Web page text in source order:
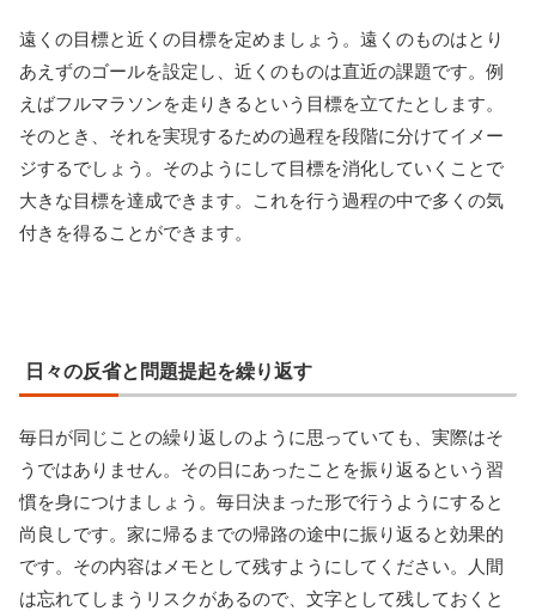
遠くの目標と近くの目標を定めましょう。遠くのものはとり
あえずのゴールを設定し、近くのものは直近の課題です。例
えばフルマラソンを走りきるという目標を立てたとします。
そのとき、それを実現するための過程を段階に分けてイメー
ジするでしょう。そのようにして目標を消化していくことで
大きな目標を達成できます。これを行う過程の中で多くの気
付きを得ることができます。
日々の反省と問題提起を繰り返す
毎日が同じことの繰り返しのように思っていても、実際はそ
うではありません。その日にあったことを振り返るという習
慣を身につけましょう。毎日決まった形で行うようにすると
尚良しです。家に帰るまでの帰路の途中に振り返ると効果的
です。その内容はメモとして残すようにしてください。人間
は忘れてしまうリスクがあるので、文字として残しておくと